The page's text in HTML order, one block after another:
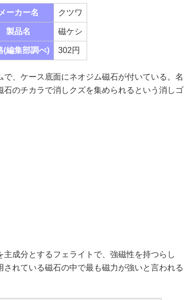
メーカー名 クツワ
製品名 磁ケシ
(編集部調べ) 302円
、ケース底面にネオジム磁石が付いている。名
のチカラで消しクズを集められるという消しゴ
成分とするフェライトで、強磁性を持つらし
れている磁石の中で最も磁力が強いと言われる